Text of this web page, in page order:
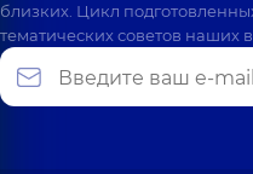
близких. Цикл
тематических советов наших